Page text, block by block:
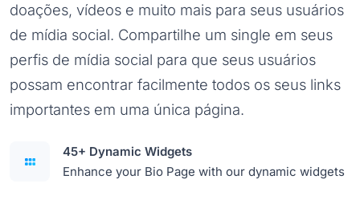
doações, vídeos e muito mais para seus usuários
de mídia social. Compartilhe um single em seus
perfis de mídia social para que seus usuários
possam encontrar facilmente todos os seus links
importantes em uma única página.
45+ Dynamic Widgets
Enhance your Bio Page with our dynamic widgets